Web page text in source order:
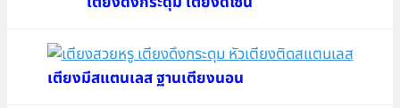
เตียงมีสแตนเลส ฐานเตียงนอน